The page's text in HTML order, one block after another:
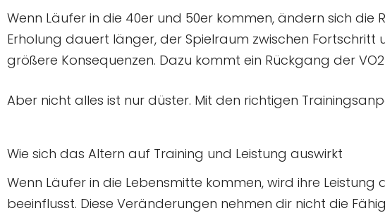
Wenn Läufer in die 40er und 50er kommen, ändern sich
Erholung dauert länger, der Spielraum zwischen
größere Konsequenzen. Dazu kommt ein Rückgang der
Aber nicht alles ist nur düster. Mit den richtigen
Wie sich das Altern auf Training und Leistung auswirkt
Wenn Läufer in die Lebensmitte kommen, wird ihre
beeinflusst. Diese Veränderungen nehmen dir nicht die